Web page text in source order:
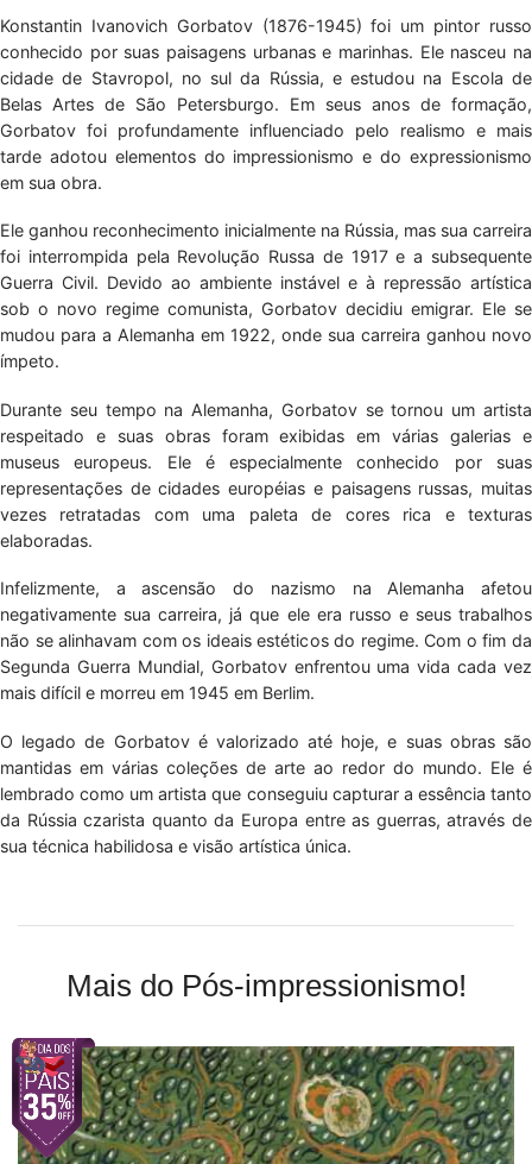
Konstantin Ivanovich Gorbatov (1876-1945) foi um pintor russo
conhecido por suas paisagens urbanas e marinhas. Ele nasceu na
cidade de Stavropol, no sul da Rússia, e estudou na Escola de
Belas Artes de São Petersburgo. Em seus anos de formação,
Gorbatov foi profundamente influenciado pelo realismo e mais
tarde adotou elementos do impressionismo e do expressionismo
em sua obra.
Ele ganhou reconhecimento inicialmente na Rússia, mas sua carreira
foi interrompida pela Revolução Russa de 1917 e a subsequente
Guerra Civil. Devido ao ambiente instável e à repressão artística
sob o novo regime comunista, Gorbatov decidiu emigrar. Ele se
mudou para a Alemanha em 1922, onde sua carreira ganhou novo
ímpeto.
Durante seu tempo na Alemanha, Gorbatov se tornou um artista
respeitado e suas obras foram exibidas em várias galerias e
museus europeus. Ele é especialmente conhecido por suas
representações de cidades européias e paisagens russas, muitas
vezes retratadas com uma paleta de cores rica e texturas
elaboradas.
Infelizmente, a ascensão do nazismo na Alemanha afetou
negativamente sua carreira, já que ele era russo e seus trabalhos
não se alinhavam com os ideais estéticos do regime. Com o fim da
Segunda Guerra Mundial, Gorbatov enfrentou uma vida cada vez
mais difícil e morreu em 1945 em Berlim.
O legado de Gorbatov é valorizado até hoje, e suas obras são
mantidas em várias coleções de arte ao redor do mundo. Ele é
lembrado como um artista que conseguiu capturar a essência tanto
da Rússia czarista quanto da Europa entre as guerras, através de
sua técnica habilidosa e visão artística única.
Mais do Pós-impressionismo!